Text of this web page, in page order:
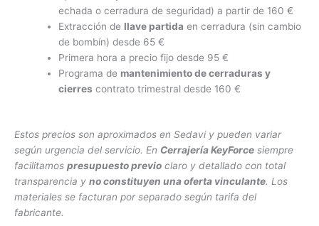
echada o cerradura de seguridad) a partir de 160 €
Extracción de llave partida en cerradura (sin cambio
de bombín) desde 65 €
Primera hora a precio fijo desde 95 €
Programa de mantenimiento de cerraduras y
cierres contrato trimestral desde 160 €
Estos precios son aproximados en Sedavi y pueden variar
según urgencia del servicio. En Cerrajería KeyForce siempre
facilitamos presupuesto previo claro y detallado con total
transparencia y no constituyen una oferta vinculante. Los
materiales se facturan por separado según tarifa del
fabricante.